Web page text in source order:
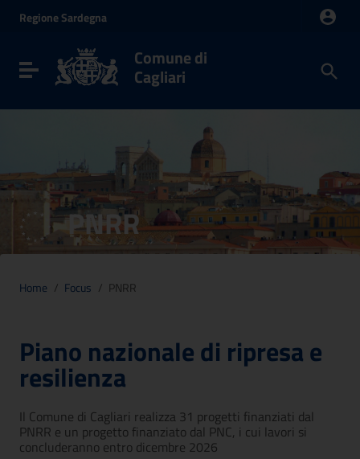
Vai al menu di navigazione
RegioneSardegna
Toggle navigation Comune di
Cagliari
PNRR
Home / Focus / PNRR
Piano nazionale di ripresa e
resilienza
Il Comune di Cagliari realizza 31 progetti finanziati dal
PNRR e un progetto finanziato dal PNC, i cui lavori si
concluderanno entro dicembre 2026